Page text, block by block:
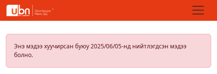
Энэ мэдээ хуучирсан буюу 2025/06/05-нд нийтлэгдсэн мэдээ
болно.